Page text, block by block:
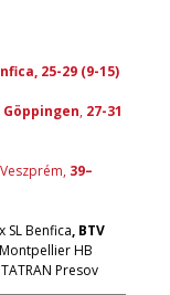
25-29 (9-15)
, 27-31
39–
SL Benfica, BTV
HB
Presov